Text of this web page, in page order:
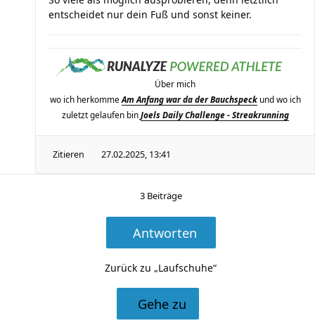
entscheidet nur dein Fuß und sonst keiner.
Über mich
wo ich herkomme Am Anfang war da der Bauchspeckund wo ich
zuletzt gelaufen binJoels Daily Challenge - Streakrunning
Zitieren 27.02.2025, 13:41
3 Beiträge
Antworten
Zurück zu „Laufschuhe“
Gehe zu